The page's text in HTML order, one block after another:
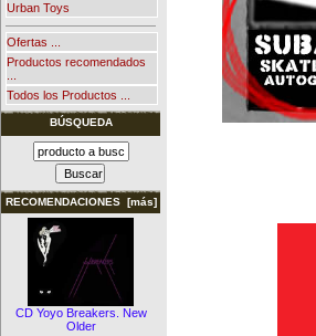
Urban Toys
Ofertas ...
Productos recomendados
Todos los Productos ...
BÚSQUEDA
RECOMENDACIONES [más]
CD Yoyo Breakers. New
Older